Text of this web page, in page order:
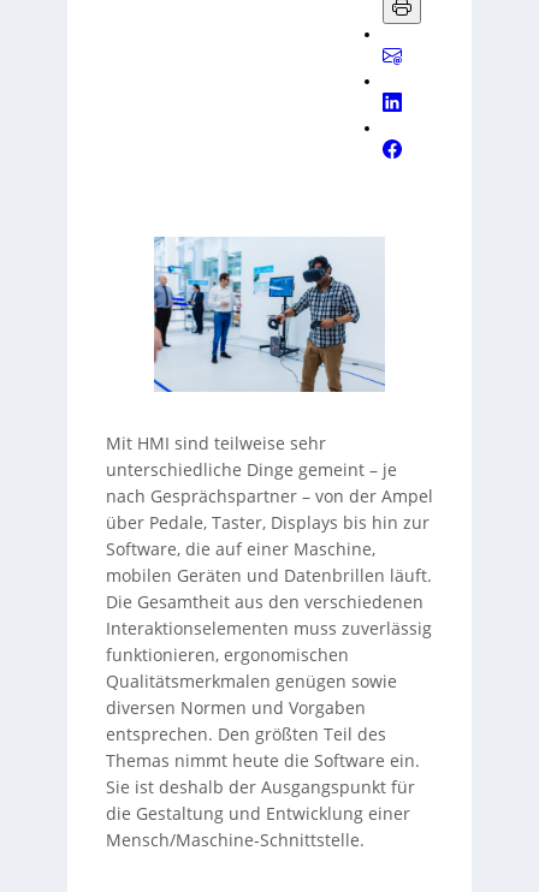
Mit HMI sind teilweise sehr
unterschiedliche Dinge gemeint – je
nach Gesprächspartner – von der Ampel
über Pedale, Taster, Displays bis hin zur
Software, die auf einer Maschine,
mobilen Geräten und Datenbrillen läuft.
Die Gesamtheit aus den verschiedenen
Interaktionselementen muss zuverlässig
funktionieren, ergonomischen
Qualitätsmerkmalen genügen sowie
diversen Normen und Vorgaben
entsprechen. Den größten Teil des
Themas nimmt heute die Software ein.
Sie ist deshalb der Ausgangspunkt für
die Gestaltung und Entwicklung einer
Mensch/Maschine-Schnittstelle.